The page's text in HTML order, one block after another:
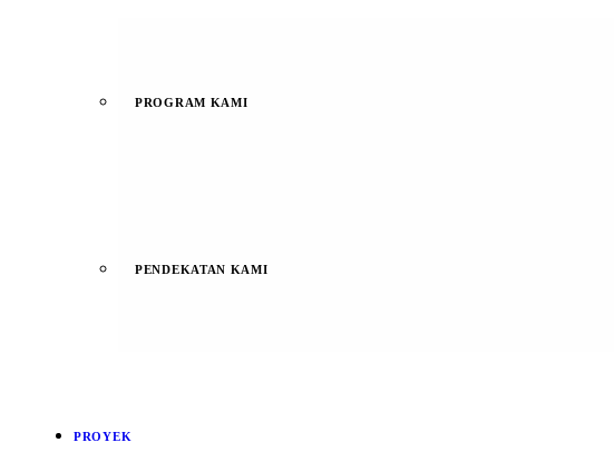
PROGRAM KAMI
PENDEKATAN KAMI
PROYEK